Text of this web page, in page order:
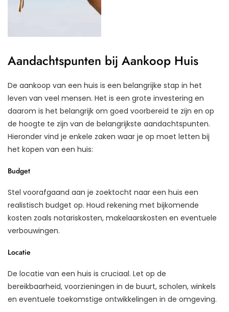
Aandachtspunten bij Aankoop Huis
De aankoop van een huis is een belangrijke stap in het
leven van veel mensen. Het is een grote investering en
daarom is het belangrijk om goed voorbereid te zijn en op
de hoogte te zijn van de belangrijkste aandachtspunten.
Hieronder vind je enkele zaken waar je op moet letten bij
het kopen van een huis:
Budget
Stel voorafgaand aan je zoektocht naar een huis een
realistisch budget op. Houd rekening met bijkomende
kosten zoals notariskosten, makelaarskosten en eventuele
verbouwingen.
Locatie
De locatie van een huis is cruciaal. Let op de
bereikbaarheid, voorzieningen in de buurt, scholen, winkels
en eventuele toekomstige ontwikkelingen in de omgeving.